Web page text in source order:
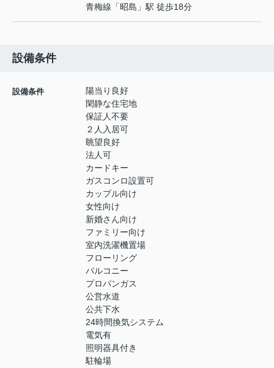
青梅線 「昭島 」駅 徒歩18分
設備条件
設備条件
陽当り良好
閑静な住宅地
保証人不要
２人入居可
眺望良好
法人可
カードキー
ガスコンロ設置可
カップル向け
女性向け
新婚さん向け
ファミリー向け
室内洗濯機置場
フローリング
バルコニー
プロパンガス
公営水道
公共下水
24時間換気システム
電気有
照明器具付き
駐輪場